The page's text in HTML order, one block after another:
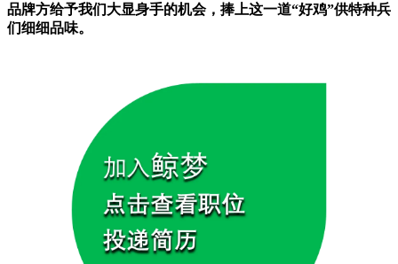
品牌方给予我们大显身手的机会，捧上这一道“好鸡”供特种兵
们细细品味。